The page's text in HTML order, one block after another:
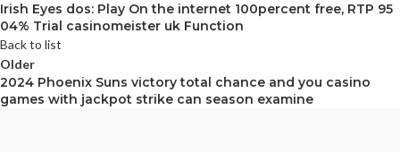
Irish Eyes dos: Play On the internet 100percent free, RTP 95
04% Trial casinomeister uk Function
Back to list
Older
2024 Phoenix Suns victory total chance and you casino
games with jackpot strike can season examine